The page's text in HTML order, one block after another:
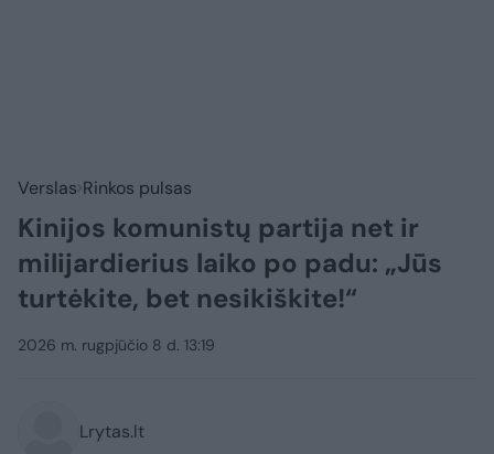
Verslas Rinkos pulsas
Kinijos komunistų partija net ir
milijardierius laiko po padu: „Jūs
turtėkite, bet nesikiškite!“
2026 m. rugpjūčio 8 d. 13:19
Lrytas.lt